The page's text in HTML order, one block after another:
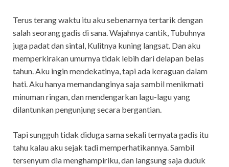
Terus terang waktu itu aku sebenarnya tertarik dengan
salah seorang gadis di sana. Wajahnya cantik, Tubuhnya
juga padat dan sintal, Kulitnya kuning langsat. Dan aku
memperkirakan umurnya tidak lebih dari delapan belas
tahun. Aku ingin mendekatinya, tapi ada keraguan dalam
hati. Aku hanya memandanginya saja sambil menikmati
minuman ringan, dan mendengarkan lagu-lagu yang
dilantunkan pengunjung secara bergantian.
Tapi sungguh tidak diduga sama sekali ternyata gadis itu
tahu kalau aku sejak tadi memperhatikannya. Sambil
tersenyum dia menghampiriku, dan langsung saja duduk